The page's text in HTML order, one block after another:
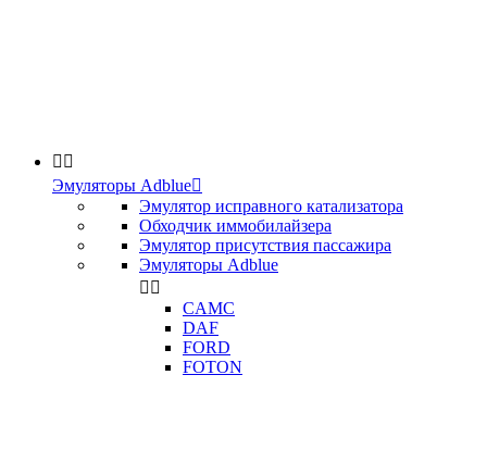
 
Эмуляторы Adblue
Эмулятор исправного катализатора
Обходчик иммобилайзера
Эмулятор присутствия пассажира
Эмуляторы Adblue
 
CAMC
DAF
FORD
FOTON